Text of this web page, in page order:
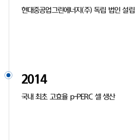
현대중공업그린에너지(주) 독립 법인 설립
2014
국내 최초 고효율 p-PERC 셀 생산